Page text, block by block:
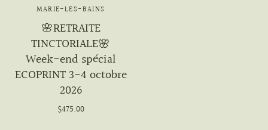
MARIE-LES-BAINS
🌸RETRAITE
TINCTORIALE🌸
Week-end spécial
ECOPRINT 3-4 octobre
2026
$475.00